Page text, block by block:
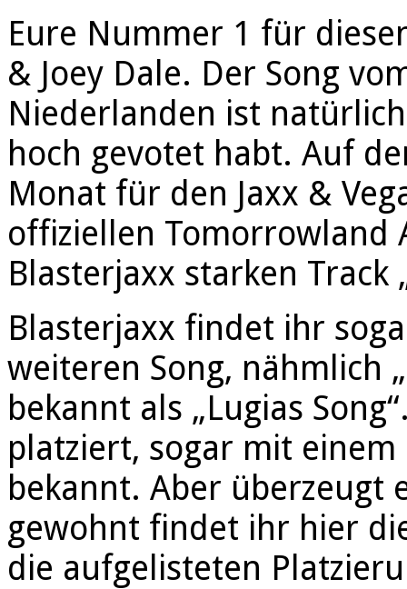
Eure Nummer 1 für
& Joey Dale. Der Song
Niederlanden ist
hoch gevotet habt. Auf
Monat für den Jaxx &
offiziellen Tomorrowland
Blasterjaxx starken Track
Blasterjaxx findet ihr
weiteren Song, nähmlich
bekannt als „Lugias
platziert, sogar mit
bekannt. Aber überzeugt
gewohnt findet ihr hier
die aufgelisteten